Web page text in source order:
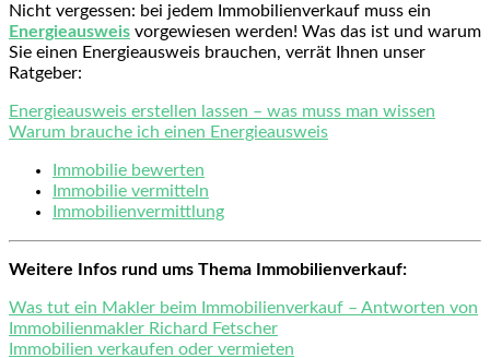
Nicht vergessen: bei jedem Immobilienverkauf muss ein
Energieausweis vorgewiesen werden! Was das ist und warum
Sie einen Energieausweis brauchen, verrät Ihnen unser
Ratgeber:
Energieausweis erstellen lassen – was muss man wissen
Warum brauche ich einen Energieausweis
Immobilie bewerten
Immobilie vermitteln
Immobilienvermittlung
Weitere Infos rund ums Thema Immobilienverkauf:
Was tut ein Makler beim Immobilienverkauf – Antworten von
Immobilienmakler Richard Fetscher
Immobilien verkaufen oder vermieten